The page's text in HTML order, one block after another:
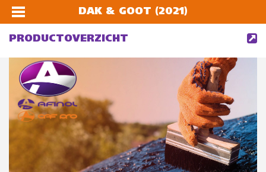
DAK & GOOT (2021)
PRODUCTOVERZICHT